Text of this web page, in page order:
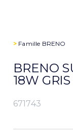
> Famille BRENO
BRENO
18W
671743